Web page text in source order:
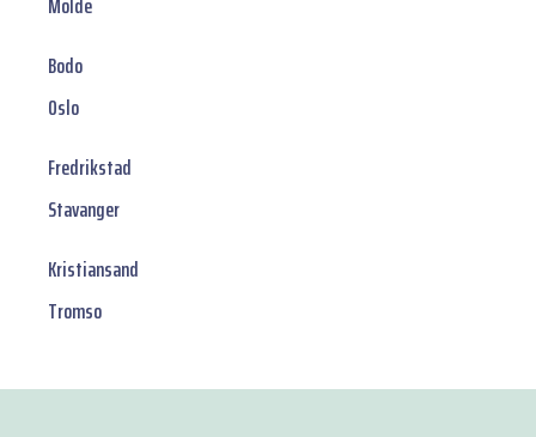
Bodo
Oslo
Fredrikstad
Stavanger
Kristiansand
Tromso